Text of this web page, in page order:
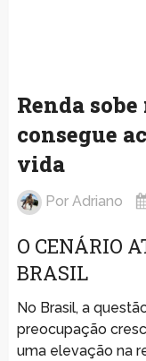
Renda
consegue
vida
Por Adriano
O CENÁRIO
BRASIL
No Brasil, a
preocupação
uma elevação na